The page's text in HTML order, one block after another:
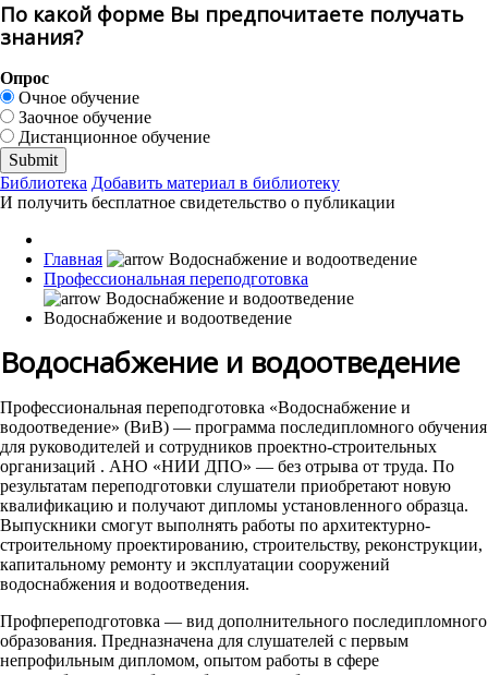
По какой форме Вы предпочитаете получать
знания?
Опрос
Очное обучение
Заочное обучение
Дистанционное обучение
Библиотека Добавить материал в библиотеку
И получить бесплатное свидетельство о публикации
Главная
Профессиональная переподготовка
Водоснабжение и водоотведение
Водоснабжение и водоотведение
Профессиональная переподготовка «Водоснабжение и
водоотведение» (ВиВ) — программа последипломного обучения
для руководителей и сотрудников проектно-строительных
организаций . АНО «НИИ ДПО» — без отрыва от труда. По
результатам переподготовки слушатели приобретают новую
квалификацию и получают дипломы установленного образца.
Выпускники смогут выполнять работы по архитектурно-
строительному проектированию, строительству, реконструкции,
капитальному ремонту и эксплуатации сооружений
водоснабжения и водоотведения.
Профпереподготовка — вид дополнительного последипломного
образования. Предназначена для слушателей с первым
непрофильным дипломом, опытом работы в сфере